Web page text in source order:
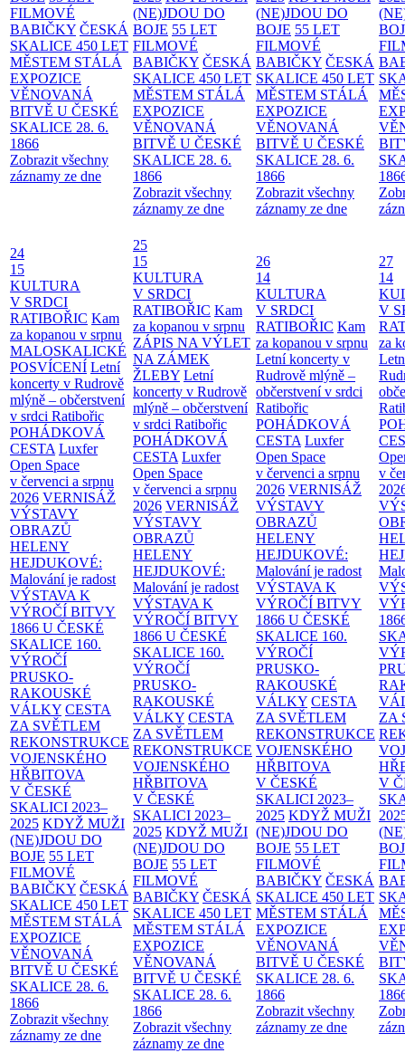
FILMOVÉ
BABIČKY ČESKÁ
SKALICE 450 LET
MĚSTEM STÁLÁ
EXPOZICE
VĚNOVANÁ
BITVĚ U ČESKÉ
SKALICE 28. 6.
1866
Zobrazit všechny
záznamy ze dne
(NE)JDOU DO
BOJE 55 LET
FILMOVÉ
BABIČKY ČESKÁ
SKALICE 450 LET
MĚSTEM STÁLÁ
EXPOZICE
VĚNOVANÁ
BITVĚ U ČESKÉ
SKALICE 28. 6.
1866
Zobrazit všechny
záznamy ze dne
(NE)JDOU DO
BOJE 55 LET
FILMOVÉ
BABIČKY ČESKÁ
SKALICE 450 LET
MĚSTEM STÁLÁ
EXPOZICE
VĚNOVANÁ
BITVĚ U ČESKÉ
SKALICE 28. 6.
1866
Zobrazit všechny
záznamy ze dne
24
15
KULTURA
V SRDCI
RATIBOŘIC Kam
za kopanou v srpnu
MALOSKALICKÉ
POSVÍCENÍ Letní
koncerty v Rudrově
mlýně – občerstvení
v srdci Ratibořic
POHÁDKOVÁ
CESTA Luxfer
Open Space
v červenci a srpnu
2026 VERNISÁŽ
VÝSTAVY
OBRAZŮ
HELENY
HEJDUKOVÉ:
Malování je radost
VÝSTAVA K
VÝROČÍ BITVY
1866 U ČESKÉ
SKALICE 160.
VÝROČÍ
PRUSKO-
RAKOUSKÉ
VÁLKY CESTA
ZA SVĚTLEM
REKONSTRUKCE
VOJENSKÉHO
HŘBITOVA
V ČESKÉ
SKALICI 2023–
2025 KDYŽ MUŽI
(NE)JDOU DO
BOJE 55 LET
FILMOVÉ
BABIČKY ČESKÁ
SKALICE 450 LET
MĚSTEM STÁLÁ
EXPOZICE
VĚNOVANÁ
BITVĚ U ČESKÉ
SKALICE 28. 6.
1866
Zobrazit všechny
záznamy ze dne
25
15
KULTURA
V SRDCI
RATIBOŘIC Kam
za kopanou v srpnu
ZÁPIS NA VÝLET
NA ZÁMEK
ŽLEBY Letní
koncerty v Rudrově
mlýně – občerstvení
v srdci Ratibořic
POHÁDKOVÁ
CESTA Luxfer
Open Space
v červenci a srpnu
2026 VERNISÁŽ
VÝSTAVY
OBRAZŮ
HELENY
HEJDUKOVÉ:
Malování je radost
VÝSTAVA K
VÝROČÍ BITVY
1866 U ČESKÉ
SKALICE 160.
VÝROČÍ
PRUSKO-
RAKOUSKÉ
VÁLKY CESTA
ZA SVĚTLEM
REKONSTRUKCE
VOJENSKÉHO
HŘBITOVA
V ČESKÉ
SKALICI 2023–
2025 KDYŽ MUŽI
(NE)JDOU DO
BOJE 55 LET
FILMOVÉ
BABIČKY ČESKÁ
SKALICE 450 LET
MĚSTEM STÁLÁ
EXPOZICE
VĚNOVANÁ
BITVĚ U ČESKÉ
SKALICE 28. 6.
1866
Zobrazit všechny
záznamy ze dne
26
14
KULTURA
V SRDCI
RATIBOŘIC Kam
za kopanou v srpnu
Letní koncerty v
Rudrově mlýně –
občerstvení v srdci
Ratibořic
POHÁDKOVÁ
CESTA Luxfer
Open Space
v červenci a srpnu
2026 VERNISÁŽ
VÝSTAVY
OBRAZŮ
HELENY
HEJDUKOVÉ:
Malování je radost
VÝSTAVA K
VÝROČÍ BITVY
1866 U ČESKÉ
SKALICE 160.
VÝROČÍ
PRUSKO-
RAKOUSKÉ
VÁLKY CESTA
ZA SVĚTLEM
REKONSTRUKCE
VOJENSKÉHO
HŘBITOVA
V ČESKÉ
SKALICI 2023–
2025 KDYŽ MUŽI
(NE)JDOU DO
BOJE 55 LET
FILMOVÉ
BABIČKY ČESKÁ
SKALICE 450 LET
MĚSTEM STÁLÁ
EXPOZICE
VĚNOVANÁ
BITVĚ U ČESKÉ
SKALICE 28. 6.
1866
Zobrazit všechny
záznamy ze dne
27
14
V
za
v
ZA
V